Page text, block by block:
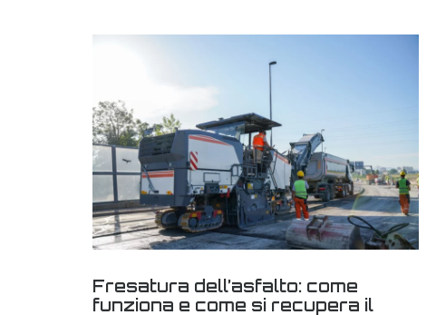
Fresatura dell’asfalto: come
funziona e come si recupera il